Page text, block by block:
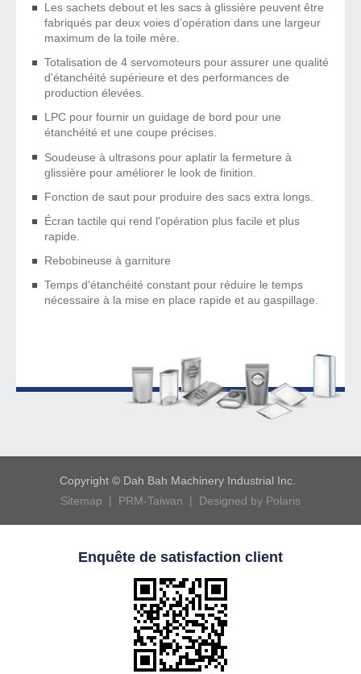
Les sachets debout et les sacs à glissière peuvent être
fabriqués par deux voies d’opération dans une largeur
maximum de la toile mère.
Totalisation de 4 servomoteurs pour assurer une qualité
d'étanchéité supérieure et des performances de
production élevées.
LPC pour fournir un guidage de bord pour une
étanchéité et une coupe précises.
Soudeuse à ultrasons pour aplatir la fermeture à
glissière pour améliorer le look de finition.
Fonction de saut pour produire des sacs extra longs.
Écran tactile qui rend l'opération plus facile et plus
rapide.
Rebobineuse à garniture
Temps d'étanchéité constant pour réduire le temps
nécessaire à la mise en place rapide et au gaspillage.
Copyright © Dah Bah Machinery Industrial Inc.
Sitemap | PRM-Taiwan | Designed by Polaris
Enquête de satisfaction client